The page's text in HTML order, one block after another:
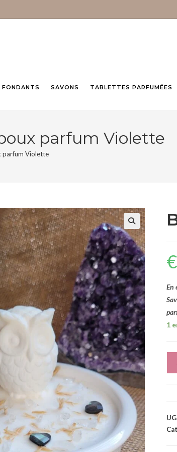
FONDANTS SAVONS TABLETTES PARFUMÉES
parfum Violette
parfum Violette
🔍
€
En
1